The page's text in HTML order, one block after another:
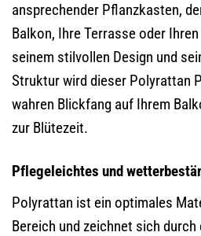
ansprechender Pflanzkasten,
Balkon, Ihre Terrasse oder
seinem stilvollen Design und
Struktur wird dieser Polyrattan
wahren Blickfang auf Ihrem
zur Blütezeit.
Pflegeleichtes und
Polyrattan ist ein optimales
Bereich und zeichnet sich durch